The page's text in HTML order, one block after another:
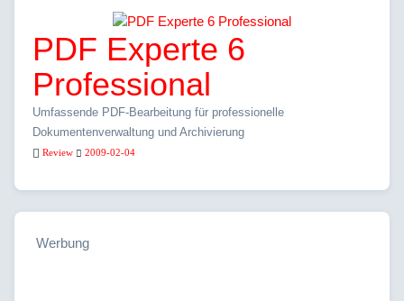
PDF Experte 6
Professional
Umfassende PDF-Bearbeitung für professionelle
Dokumentenverwaltung und Archivierung
Review 2009-02-04
Werbung